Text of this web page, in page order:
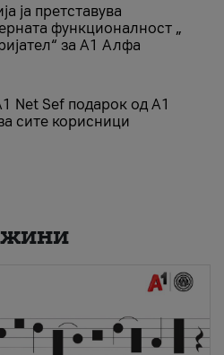
ја претставува
функционалност „
за А1 Алфа
Net Sеf подарок од А1
сите корисници